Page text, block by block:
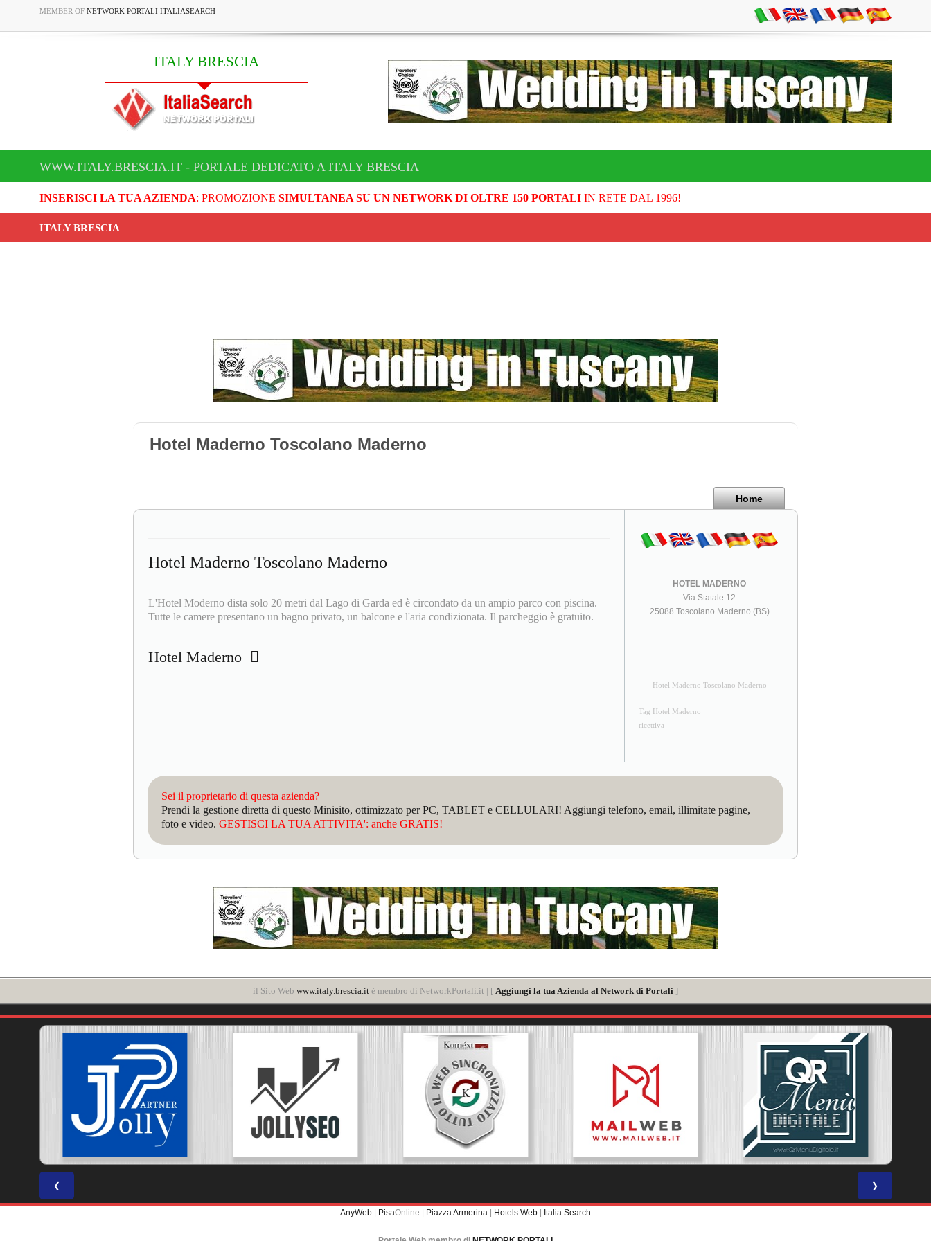
MEMBER OF NETWORK PORTALI ITALIASEARCH
ITALY BRESCIA
WWW.ITALY.BRESCIA.IT - PORTALE DEDICATO A ITALY BRESCIA
INSERISCI LA TUA AZIENDA: PROMOZIONE SIMULTANEA SU UN NETWORK DI OLTRE 150 PORTALIIN RETE DAL 1996!
ITALY BRESCIA
Hotel Maderno Toscolano Maderno
Home
Hotel Maderno Toscolano Maderno
L'Hotel Moderno dista solo 20 metri dal Lago di Garda ed è circondato da un ampio parco con piscina.
Tutte le camere presentano un bagno privato, un balcone e l'aria condizionata. Il parcheggio è gratuito.
Hotel Maderno
HOTEL MADERNO
Via Statale 12
25088 Toscolano Maderno (BS)
Hotel Maderno Toscolano Maderno
Tag Hotel Maderno
ricettiva
Sei il proprietario di questa azienda?
Prendi la gestione diretta di questo Minisito, ottimizzato per PC, TABLET e CELLULARI! Aggiungi telefono, email, illimitate pagine,
foto e video. GESTISCI LA TUA ATTIVITA': anche GRATIS!
il Sito Web www.italy.brescia.it è membro di NetworkPortali.it | [ Aggiungi la tua Azienda al Network di Portali ]
❮ ❯
AnyWeb | PisaOnline | Piazza Armerina | Hotels Web | Italia Search